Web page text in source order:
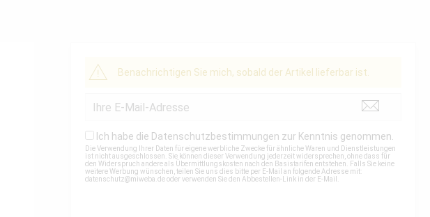
Benachrichtigen Sie mich, sobald der Artikel lieferbar ist.
Ich habe die Datenschutzbestimmungen zur Kenntnis genommen.
Die Verwendung Ihrer Daten für eigene werbliche Zwecke für ähnliche Waren und Dienstleistungen
ist nicht ausgeschlossen. Sie können dieser Verwendung jederzeit widersprechen, ohne dass für
den Widerspruch andere als Übermittlungskosten nach den Basistarifen entstehen. Falls Sie keine
weitere Werbung wünschen, teilen Sie uns dies bitte per E-Mail an folgende Adresse mit:
datenschutz@miweba.deoder verwenden Sie den Abbestellen-Link in der E-Mail.